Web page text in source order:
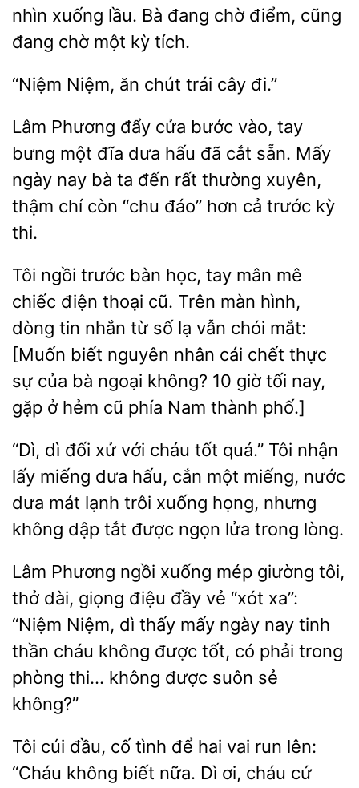
nhìn xuống lầu. Bà đang
điểm, cũng
đang chờ một kỳ tích.
“Niệm Niệm, chút cây
Lâm Phương đẩy cửa bước vào, tay
bưng
đĩa dưa hấu đã cắt sẵn. Mấy
ngày nay bà
đến rất thường xuyên,
thậm chí còn “chu đáo” hơn
trước kỳ
thi.
Tôi ngồi trước bàn học, tay mân mê
điện thoại cũ. Trên màn hình,
dòng tin nhắn từ số lạ vẫn chói mắt:
biết nguyên nhân
chết thực
sự của bà ngoại không? 10 giờ tối nay,
gặp ở hẻm cũ phía Nam thành phố.]
“Dì, dì đối xử với cháu
quá.” Tôi nhận
lấy miếng dưa hấu, cắn một miếng, nước
dưa mát lạnh trôi xuống họng, nhưng
không dập tắt được ngọn lửa
Lâm Phương
xuống mép giường tôi,
thở dài, giọng điệu
“xót xa”:
“Niệm Niệm, dì thấy mấy ngày nay tinh
thần cháu không được tốt, có phải trong
phòng thi… không được suôn sẻ
không?”
Tôi cúi đầu, cố tình để hai vai run
“Cháu không biết nữa. Dì ơi, cháu cứ